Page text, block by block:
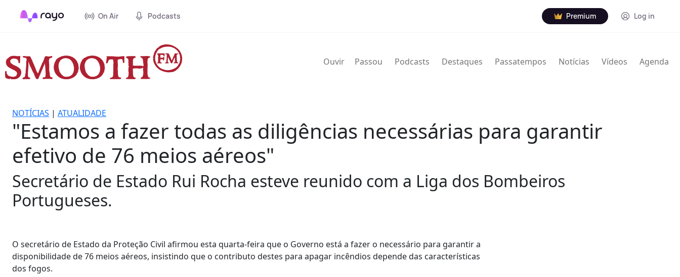
On Air Podcasts Premium Log in
Ouvir Passou Podcasts Destaques Passatempos Notícias Vídeos Agenda
NOTÍCIAS | ATUALIDADE
"Estamos a fazer todas as diligências necessárias para garantir
efetivo de 76 meios aéreos"
Secretário de Estado Rui Rocha esteve reunido com a Liga dos Bombeiros
Portugueses.
O secretário de Estado da Proteção Civil afirmou esta quarta-feira que o Governo está a fazer o necessário para garantir a
disponibilidade de 76 meios aéreos, insistindo que o contributo destes para apagar incêndios depende das características
dos fogos.